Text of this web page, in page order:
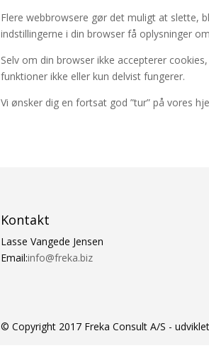
Flere webbrowsere gør det muligt at slette,
indstillingerne i din browser få oplysninger
Selv om din browser ikke accepterer
funktioner ikke eller kun delvist fungerer.
Vi ønsker dig en fortsat god ”tur” på vores
Kontakt
Lasse Vangede Jensen
Email:info@freka.biz
© Copyright 2017 Freka Consult A/S -